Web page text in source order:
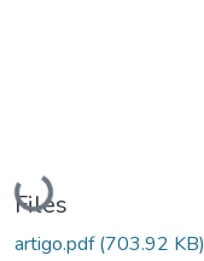
Loading...
Files
artigo.pdf(703.92 KB)